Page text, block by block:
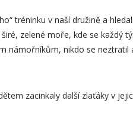
tréninku v naší družině a
zelené moře, kde se každý
námořníkům, nikdo se neztratil
zacinkaly další zlaťáky v